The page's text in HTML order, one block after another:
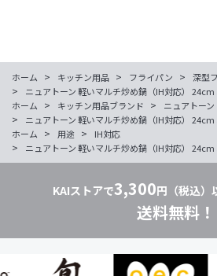
ホーム > キッチン用品 > フライパン > 深型
>
ニュアトーン 軽いマルチ炒め鍋（IH対応）
ホーム
> キッチン用品ブランド > ニュアトーン
>
ニュアトーン 軽いマルチ炒め鍋（IH対応）
ホーム
> 用途 > IH対応
> ニュアトーン 軽いマルチ炒め鍋（IH対応）
KAIストアで3,300円（税込）
送料無料！